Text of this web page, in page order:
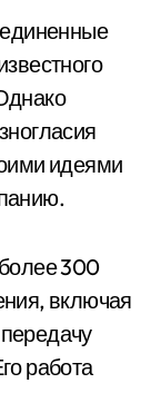
идеями
300
включая
работа